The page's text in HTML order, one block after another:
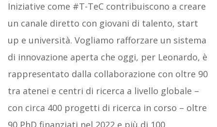
Iniziative come #T-TeC contribuiscono a creare
un canale diretto con giovani di talento, start
up e università. Vogliamo rafforzare un sistema
di innovazione aperta che oggi, per Leonardo, è
rappresentato dalla collaborazione con oltre 90
tra atenei e centri di ricerca a livello globale –
con circa 400 progetti di ricerca in corso – oltre